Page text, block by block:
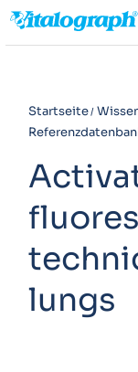
Startseite
lungs